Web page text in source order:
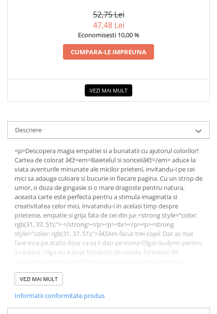
52,75 Lei
47,48 Lei
Economisesti 10,00 %
CUMPARA-LE IMPREUNA
VEZI MAI MULT
Descriere
<p>Descopera magia empatiei si a bunatatii cu ajutorul colorilor!
Cartea de colorat â€ž<em>Baietelul si soriceiiâ€ť</em> aduce la
viata aventurile minunate ale micilor prieteni, invitandu-i pe cei
mici sa adauge culoare si bucurie in fiecare pagina. Cu un strop de
umor, o doza de gingasie si o mare dragoste pentru natura,
aceasta carte este perfecta pentru a stimula imaginatia si
creativitatea celor mici, invatandu-i in acelasi timp despre
prietenie, empatie si grija fata de cei din jur.<strong style="color:
rgb(31, 37, 51);"> </strong></p><p><br></p><p><strong
style="color: rgb(31, 37, 51);">â€žAm facut trei copii. Dar as mai
face inca pe atatia doar ca sa ii dau pe mana Olgai Gudynn pentru
a-i educa. Olga nu e doar fondator de scoala, formator de
imaginatie mai frumoasa decat a Olgai. Olga construieste o lume
in care incape toata lumea. Inclusiv soriceii. </strong></p><p>
aduc in Biblioteca lui Morar prima carte pentru copii si lumea
Olgai Gudynn. Cand deschizi aceasta carte, deschizi o lume
VEZI MAI MULT
Informatii conformitate produs